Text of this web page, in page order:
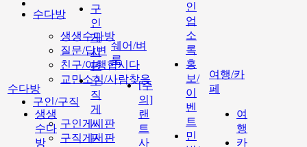
수다방
생생수다방
질문/답변
친구/여행합시다
교민소식/사람찾음
구인/구직
구인게시판
구직게시판
수다방
생생
수다
방
구
인
게
시
판
구
직
게
시
판
쉐어/벼
룩
[주
의]
랜
트
사
인
업
소
록
홍
보/
이
벤
트
민
여행/카
페
여
행
카